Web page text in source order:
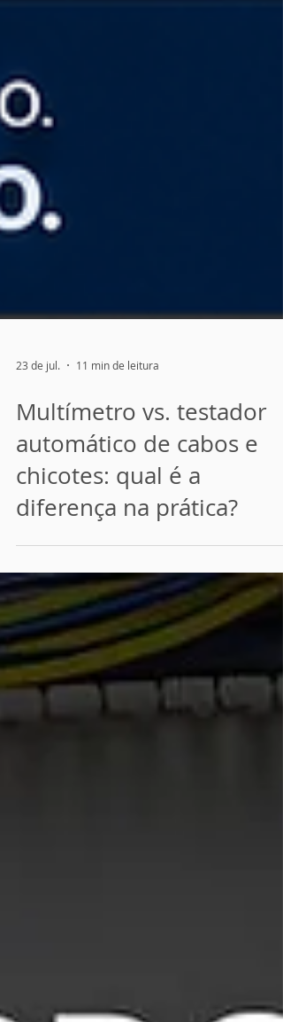
23 de jul. 11 min de leitura
Multímetro vs. testador
automático de cabos e
chicotes: qual é a
diferença na prática?